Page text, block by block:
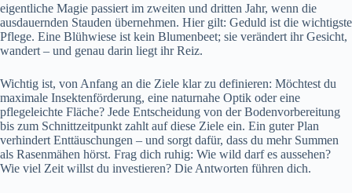
eigentliche Magie passiert im zweiten und dritten Jahr, wenn die
ausdauernden Stauden übernehmen. Hier gilt: Geduld ist die wichtigste
Pflege. Eine Blühwiese ist kein Blumenbeet; sie verändert ihr Gesicht,
wandert – und genau darin liegt ihr Reiz.
Wichtig ist, von Anfang an die Ziele klar zu definieren: Möchtest du
maximale Insektenförderung, eine naturnahe Optik oder eine
pflegeleichte Fläche? Jede Entscheidung von der Bodenvorbereitung
bis zum Schnittzeitpunkt zahlt auf diese Ziele ein. Ein guter Plan
verhindert Enttäuschungen – und sorgt dafür, dass du mehr Summen
als Rasenmähen hörst. Frag dich ruhig: Wie wild darf es aussehen?
Wie viel Zeit willst du investieren? Die Antworten führen dich.